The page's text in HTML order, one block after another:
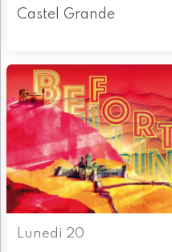
Castel Grande
Lunedì 20